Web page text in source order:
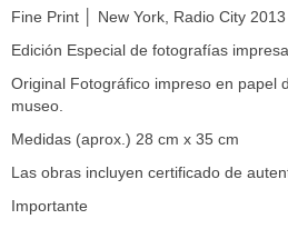
Fine Print │ New York, Radio City 2013
Edición Especial de fotografías
Original Fotográfico impreso en papel
museo.
Medidas (aprox.) 28 cm x 35 cm
Las obras incluyen certificado de
Importante